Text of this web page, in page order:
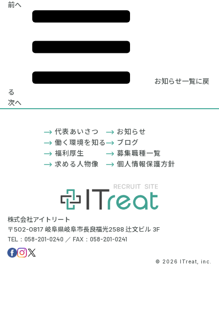
前へ
お知らせ一覧に戻
る
次へ
株式会社アイトリート
〒502-0817 岐阜県岐阜市長良福光2588 辻文ビル 3F
TEL：058-201-0240 ／ FAX：058-201-0241
代表あいさつ
働く環境を知る
福利厚生
求める人物像
お知らせ
ブログ
募集職種一覧
個人情報保護方針
© 2026 ITreat, inc.